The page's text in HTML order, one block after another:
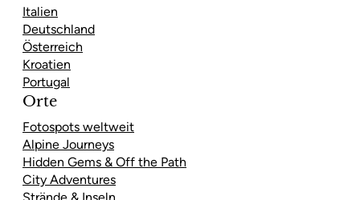
Italien
Deutschland
Österreich
Kroatien
Portugal
Orte
Fotospots weltweit
Alpine Journeys
Hidden Gems & Off the Path
City Adventures